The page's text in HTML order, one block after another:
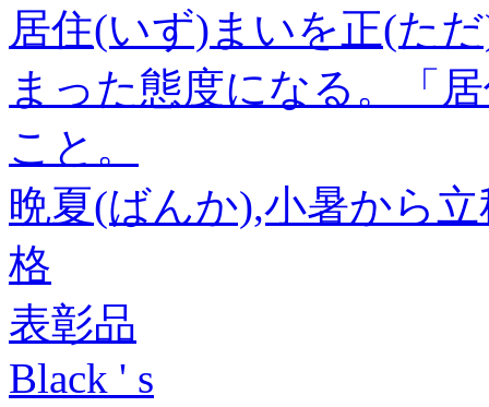
居住(いず)まいを正(た
まった態度になる。「
こと。
晩夏(ばんか),小暑から
格
表彰品
Black ' s